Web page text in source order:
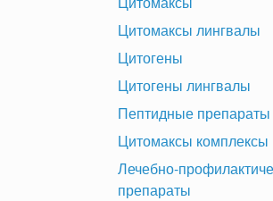
Цитомаксы лингвалы
Цитогены
Цитогены лингвалы
Пептидные
Цитомаксы комплексы
Лечебно-
препараты